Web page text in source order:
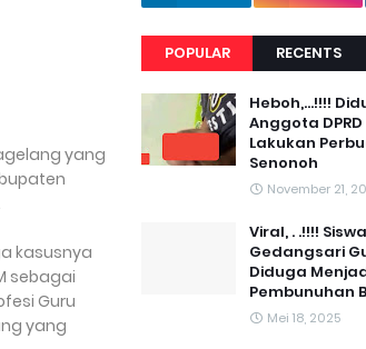
yang
kasusnya
sebagai
Guru
yang
POPULAR RECENTS
Heboh,...!!!!
Anggota
Lakukan
Senonoh
November 21,
Viral, . .!!!!
Gedangsari
Diduga
Pembunuhan
Mei 18, 2025